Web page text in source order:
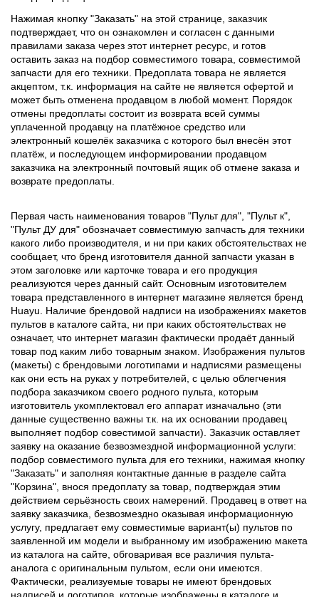
Нажимая кнопку "Заказать" на этой странице, заказчик
подтверждает, что он ознакомлен и согласен с данными
правилами заказа через этот интернет ресурс, и готов
оставить заказ на подбор совместимого товара, совместимой
запчасти для его техники. Предоплата товара не является
акцептом, т.к. информация на сайте не является офертой и
может быть отменена продавцом в любой момент. Порядок
отмены предоплаты состоит из возврата всей суммы
уплаченной продавцу на платёжное средство или
электронный кошелёк заказчика с которого был внесён этот
платёж, и последующем информировании продавцом
заказчика на электронный почтовый ящик об отмене заказа и
возврате предоплаты.
Первая часть наименования товаров "Пульт для", "Пульт к",
"Пульт ДУ для" обозначает совместимую запчасть для техники
какого либо производителя, и ни при каких обстоятельствах не
сообщает, что бренд изготовителя данной запчасти указан в
этом заголовке или карточке товара и его продукция
реализуются через данный сайт. Основным изготовителем
товара представленного в интернет магазине является бренд
Huayu. Наличие брендовой надписи на изображениях макетов
пультов в каталоге сайта, ни при каких обстоятельствах не
означает, что интернет магазин фактически продаёт данный
товар под каким либо товарным знаком. Изображения пультов
(макеты) с брендовыми логотипами и надписями размещены
как они есть на руках у потребителей, с целью облегчения
подбора заказчиком своего родного пульта, которым
изготовитель укомплектовал его аппарат изначально (эти
данные существенно важны т.к. на их основании продавец
выполняет подбор совестимой запчасти). Заказчик оставляет
заявку на оказание безвозмездной информационной услуги:
подбор совместимого пульта для его техники, нажимая кнопку
"Заказать" и заполняя контактные данные в разделе сайта
"Корзина", внося предоплату за товар, подтверждая этим
действием серьёзность своих намерений. Продавец в ответ на
заявку заказчика, безвозмездно оказывая информационную
услугу, предлагает ему совместимые вариант(ы) пультов по
заявленной им модели и выбранному им изображению макета
из каталога на сайте, обговаривая все различия пульта-
аналога с оригинальным пультом, если они имеются.
Фактически, реализуемые товары не имеют брендовых
надписей и логотипов, которые изображены в каталоге и